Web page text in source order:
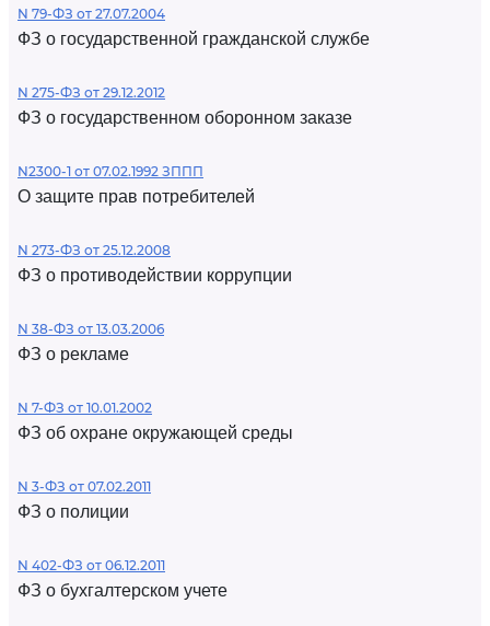
N 79-ФЗ от 27.07.2004
ФЗ о государственной гражданской службе
N 275-ФЗ от 29.12.2012
ФЗ о государственном оборонном заказе
N2300-1 от 07.02.1992 ЗППП
О защите прав потребителей
N 273-ФЗ от 25.12.2008
ФЗ о противодействии коррупции
N 38-ФЗ от 13.03.2006
ФЗ о рекламе
N 7-ФЗ от 10.01.2002
ФЗ об охране окружающей среды
N 3-ФЗ от 07.02.2011
ФЗ о полиции
N 402-ФЗ от 06.12.2011
ФЗ о бухгалтерском учете